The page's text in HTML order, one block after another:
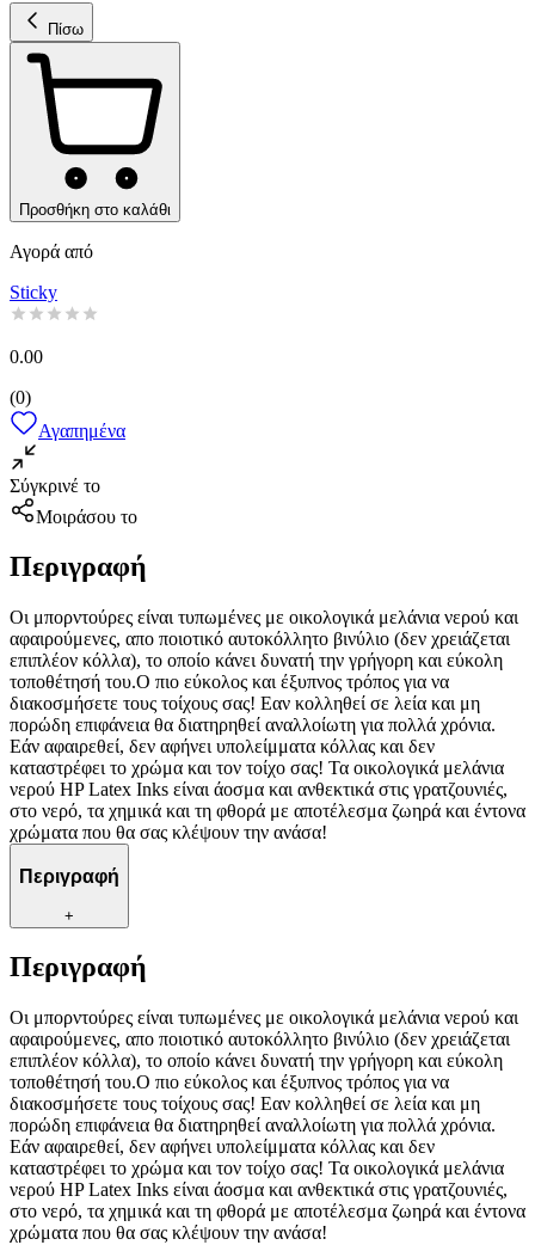
Πίσω
Προσθήκη στο καλάθι
Αγορά από
Sticky
0.00
(0)
Αγαπημένα
Σύγκρινέ το
Μοιράσου το
Περιγραφή
Οι μπορντούρες είναι τυπωμένες με οικολογικά μελάνια νερού και
αφαιρούμενες, απο ποιοτικό αυτοκόλλητο βινύλιο (δεν χρειάζεται
επιπλέον κόλλα), το οποίο κάνει δυνατή την γρήγορη και εύκολη
τοποθέτησή του.Ο πιο εύκολος και έξυπνος τρόπος για να
διακοσμήσετε τους τοίχους σας! Εαν κολληθεί σε λεία και μη
πορώδη επιφάνεια θα διατηρηθεί αναλλοίωτη για πολλά χρόνια.
Εάν αφαιρεθεί, δεν αφήνει υπολείμματα κόλλας και δεν
καταστρέφει το χρώμα και τον τοίχο σας! Τα οικολογικά μελάνια
νερού HP Latex Inks είναι άοσμα και ανθεκτικά στις γρατζουνιές,
στο νερό, τα χημικά και τη φθορά με αποτέλεσμα ζωηρά και έντονα
χρώματα που θα σας κλέψουν την ανάσα!
Περιγραφή
+
Περιγραφή
Οι μπορντούρες είναι τυπωμένες με οικολογικά μελάνια νερού και
αφαιρούμενες, απο ποιοτικό αυτοκόλλητο βινύλιο (δεν χρειάζεται
επιπλέον κόλλα), το οποίο κάνει δυνατή την γρήγορη και εύκολη
τοποθέτησή του.Ο πιο εύκολος και έξυπνος τρόπος για να
διακοσμήσετε τους τοίχους σας! Εαν κολληθεί σε λεία και μη
πορώδη επιφάνεια θα διατηρηθεί αναλλοίωτη για πολλά χρόνια.
Εάν αφαιρεθεί, δεν αφήνει υπολείμματα κόλλας και δεν
καταστρέφει το χρώμα και τον τοίχο σας! Τα οικολογικά μελάνια
νερού HP Latex Inks είναι άοσμα και ανθεκτικά στις γρατζουνιές,
στο νερό, τα χημικά και τη φθορά με αποτέλεσμα ζωηρά και έντονα
χρώματα που θα σας κλέψουν την ανάσα!